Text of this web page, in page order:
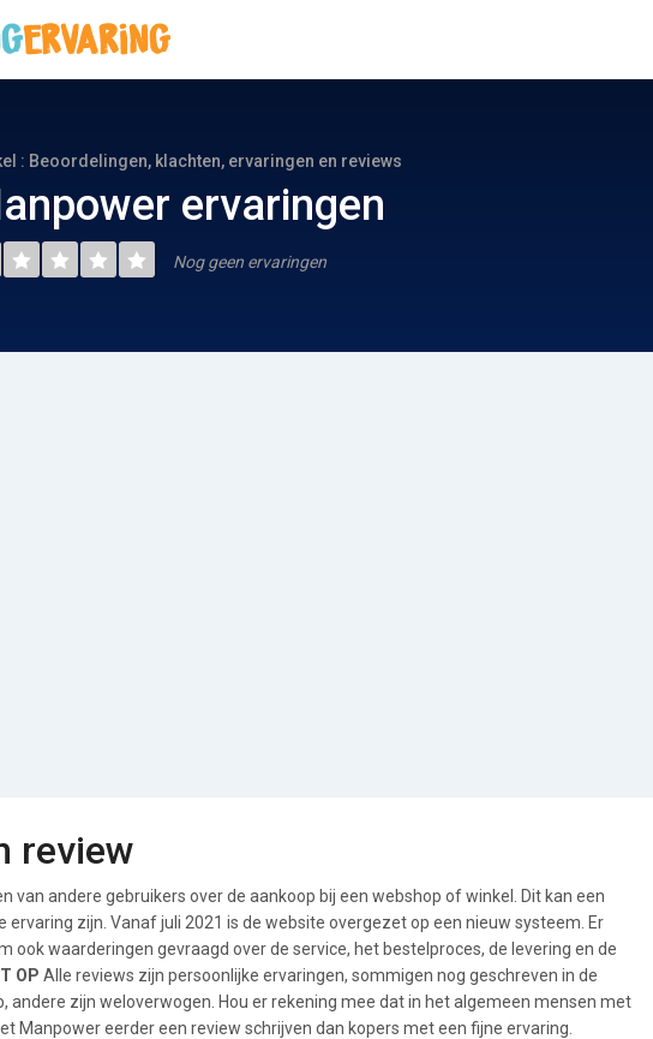
: Beoordelingen, klachten, ervaringen en reviews
ervaringen
Nog geen ervaringen
review
van andere gebruikers over de aankoop bij een webshop of winkel. Dit kan een
ervaring zijn. Vanaf juli 2021 is de website overgezet op een nieuw systeem. Er
ook waarderingen gevraagd over de service, het bestelproces, de levering en de
OP Alle reviews zijn persoonlijke ervaringen, sommigen nog geschreven in de
andere zijn weloverwogen. Hou er rekening mee dat in het algemeen mensen met
Manpower eerder een review schrijven dan kopers met een fijne ervaring.